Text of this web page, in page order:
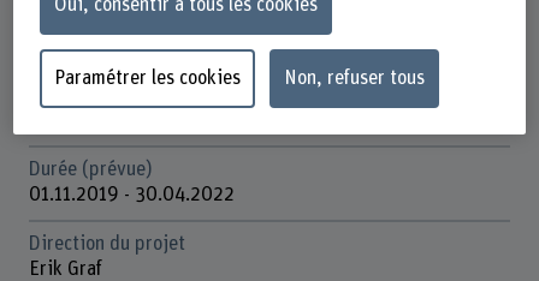
Fiche signalétique
Durée (prévue)
01.11.2019 - 30.04.2022
Direction du projet
Erik Graf
Oui, consentir à tous les cookies
Paramétrer les cookies Non, refuser tous